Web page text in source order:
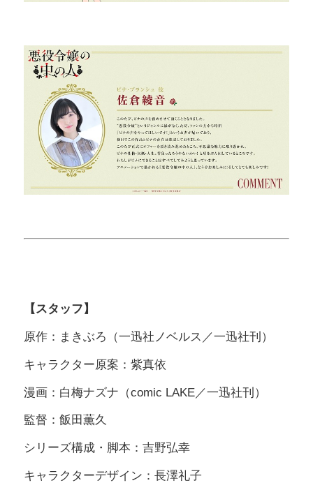
【スタッフ】
原作：まきぶろ（一迅社ノベルス／一迅社刊）
キャラクター原案：紫真依
漫画：白梅ナズナ（comic LAKE／一迅社刊）
監督：飯田薫久
シリーズ構成・脚本：吉野弘幸
キャラクターデザイン：長澤礼子